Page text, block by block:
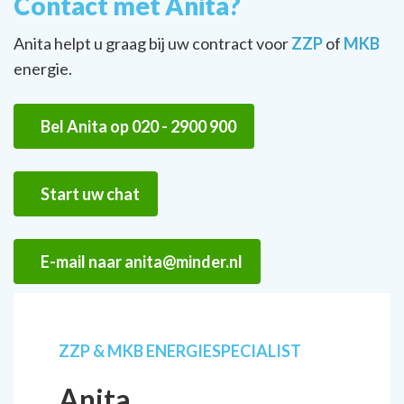
Anita helpt u graag bij uw contract voorZZPof MKB
energie.
Bel Anita op 020 - 2900 900
Start uw chat
E-mail naar anita@minder.nl
ZZP & MKB ENERGIESPECIALIST